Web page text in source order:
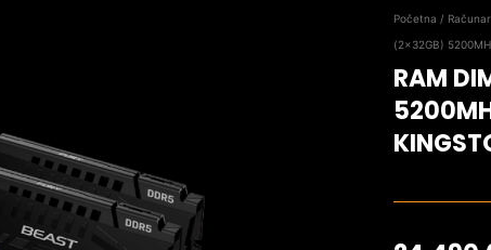
Početna /
(2x32GB)
RAM